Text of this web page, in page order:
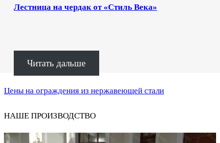
Лестница на чердак от «Стиль Века»
Читать дальше
Цены на ограждения из нержавеющей стали
НАШЕ ПРОИЗВОДСТВО